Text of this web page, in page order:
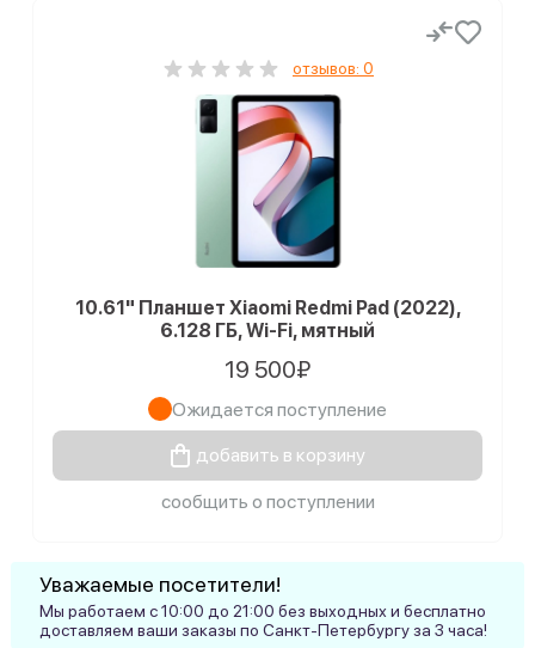
отзывов: 0
10.61" Планшет Xiaomi Redmi Pad (2022),
6.128 ГБ, Wi-Fi, мятный
19 500₽
Ожидается поступление
добавить в корзину
сообщить о поступлении
Уважаемые посетители!
Мы работаем с 10:00 до 21:00 без выходных и бесплатно
доставляем ваши заказы по Санкт-Петербургу за 3 часа!